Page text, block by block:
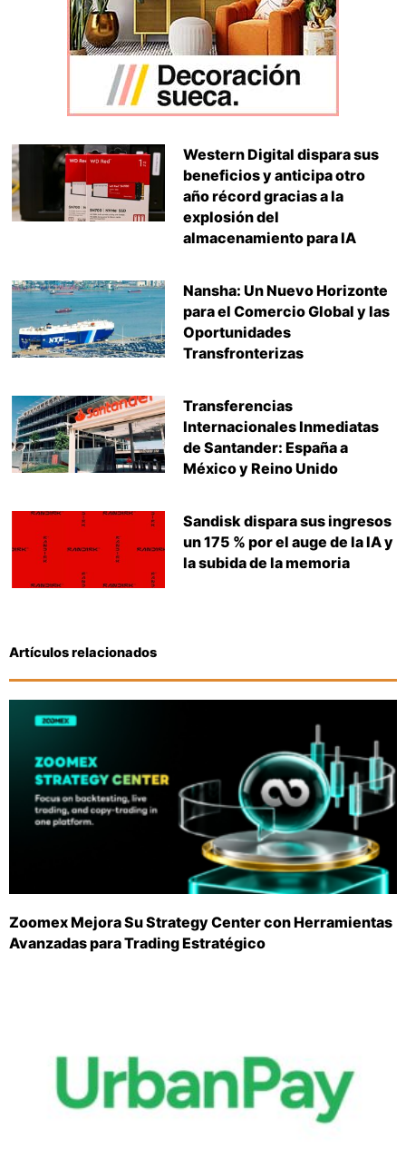
Western Digital dispara sus
beneficios y anticipa otro
año récord gracias a la
explosión del
almacenamiento para IA
Nansha: Un Nuevo Horizonte
para el Comercio Global y las
Oportunidades
Transfronterizas
Transferencias
Internacionales Inmediatas
de Santander: España a
México y Reino Unido
Sandisk dispara sus ingresos
un 175 % por el auge de la IA y
la subida de la memoria
Artículos relacionados
Zoomex Mejora Su Strategy Center con Herramientas
Avanzadas para Trading Estratégico